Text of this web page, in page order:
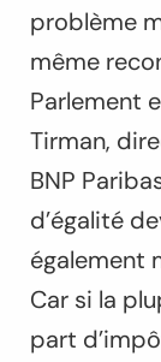
problème
même
Parlement
Tirman,
BNP
d’égalité
également
Car si la
part